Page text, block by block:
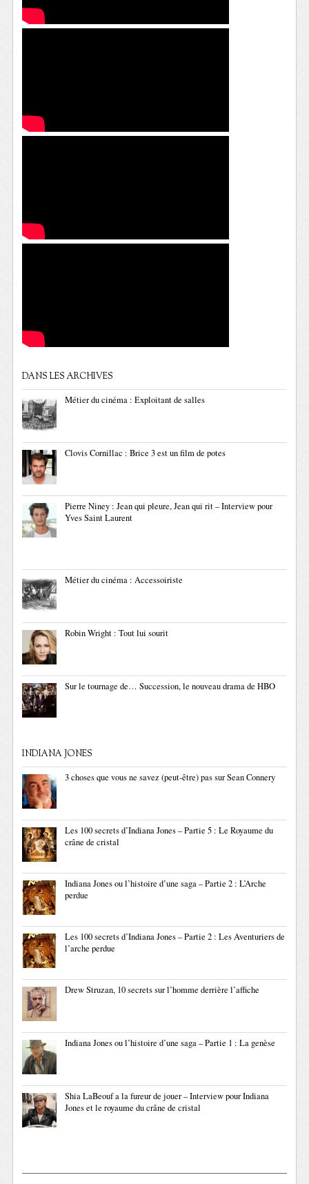
DANS LES ARCHIVES
Métier du cinéma : Exploitant de salles
Clovis Cornillac : Brice 3 est un film de potes
Pierre Niney : Jean qui pleure, Jean qui rit – Interview pour
Yves Saint Laurent
Métier du cinéma : Accessoiriste
Robin Wright : Tout lui sourit
Sur le tournage de… Succession, le nouveau drama de HBO
INDIANA JONES
3 choses que vous ne savez (peut-être) pas sur Sean Connery
Les 100 secrets d’Indiana Jones – Partie 5 : Le Royaume du
crâne de cristal
Indiana Jones ou l’histoire d’une saga – Partie 2 : L’Arche
perdue
Les 100 secrets d’Indiana Jones – Partie 2 : Les Aventuriers de
l’arche perdue
Drew Struzan, 10 secrets sur l’homme derrière l’affiche
Indiana Jones ou l’histoire d’une saga – Partie 1 : La genèse
Shia LaBeouf a la fureur de jouer – Interview pour Indiana
Jones et le royaume du crâne de cristal